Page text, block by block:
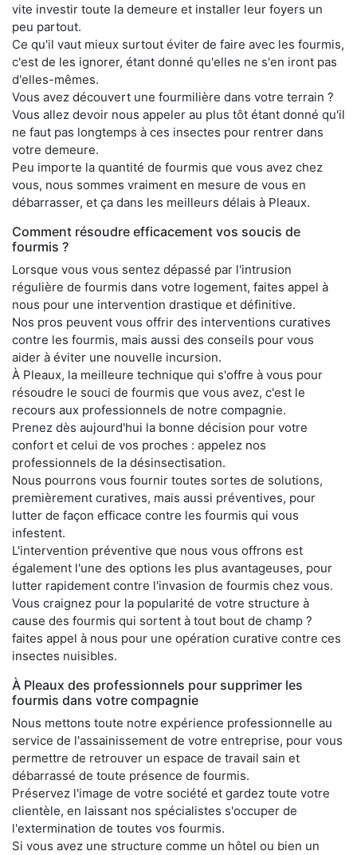
vite investir toute la demeure et installer leur foyers un
peu partout.
Ce qu'il vaut mieux surtout éviter de faire avec les fourmis,
c'est de les ignorer, étant donné qu'elles ne s'en iront pas
d'elles-mêmes.
Vous avez découvert une fourmilière dans votre terrain ?
Vous allez devoir nous appeler au plus tôt étant donné qu'il
ne faut pas longtemps à ces insectes pour rentrer dans
votre demeure.
Peu importe la quantité de fourmis que vous avez chez
vous, nous sommes vraiment en mesure de vous en
débarrasser, et ça dans les meilleurs délais à Pleaux.
Comment résoudre efficacement vos soucis de
fourmis ?
Lorsque vous vous sentez dépassé par l'intrusion
régulière de fourmis dans votre logement, faites appel à
nous pour une intervention drastique et définitive.
Nos pros peuvent vous offrir des interventions curatives
contre les fourmis, mais aussi des conseils pour vous
aider à éviter une nouvelle incursion.
À Pleaux, la meilleure technique qui s'offre à vous pour
résoudre le souci de fourmis que vous avez, c'est le
recours aux professionnels de notre compagnie.
Prenez dès aujourd'hui la bonne décision pour votre
confort et celui de vos proches : appelez nos
professionnels de la désinsectisation.
Nous pourrons vous fournir toutes sortes de solutions,
premièrement curatives, mais aussi préventives, pour
lutter de façon efficace contre les fourmis qui vous
infestent.
L'intervention préventive que nous vous offrons est
également l'une des options les plus avantageuses, pour
lutter rapidement contre l'invasion de fourmis chez vous.
Vous craignez pour la popularité de votre structure à
cause des fourmis qui sortent à tout bout de champ ?
faites appel à nous pour une opération curative contre ces
insectes nuisibles.
À Pleaux des professionnels pour supprimer les
fourmis dans votre compagnie
Nous mettons toute notre expérience professionnelle au
service de l'assainissement de votre entreprise, pour vous
permettre de retrouver un espace de travail sain et
débarrassé de toute présence de fourmis.
Préservez l'image de votre société et gardez toute votre
clientèle, en laissant nos spécialistes s'occuper de
l'extermination de toutes vos fourmis.
Si vous avez une structure comme un hôtel ou bien un